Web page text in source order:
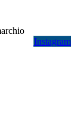
Instagram